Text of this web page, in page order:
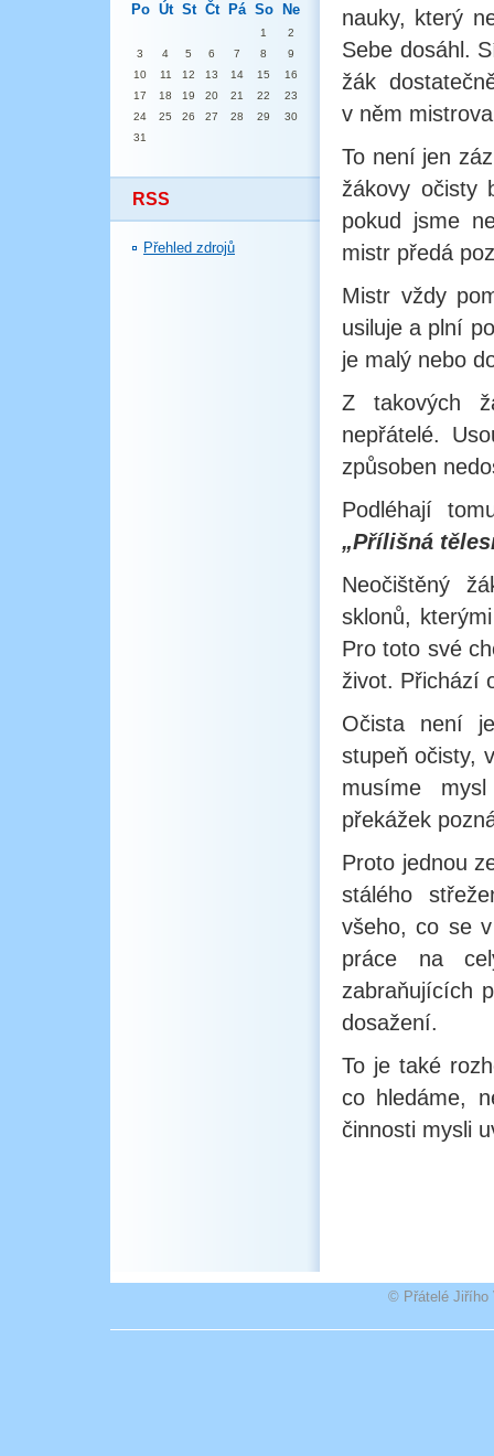
Po Út St Čt Pá So Ne
1
2
3
4 5 6 7 8
9
10
11 12 13 14 15
16
17
18 19 20 21 22
23
24
25 26 27 28 29
30
31
RSS
Přehled zdrojů
nauky, který
Sebe dosáhl.
žák
v něm
To není jen
žákovy očisty
pokud jsme
mistr předá
Mistr vždy
usiluje a plní
je malý nebo
Z takových
nepřátelé.
způsoben
Podléhají
„Přílišná
Neočištěný
sklonů,
Pro toto své
život. Přichází
Očista není
stupeň očisty,
musíme
překážek
Proto jednou
stálého
všeho, co se
práce na
zabraňujících
dosažení.
To je také
co hledáme,
činnosti mysli
© Přátelé